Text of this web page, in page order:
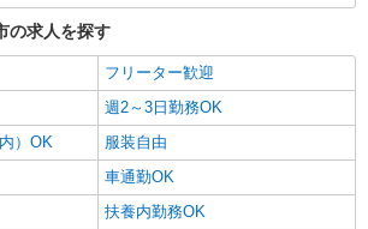
トラルパーク店
ーパーマーケットでの鮮魚スタッフ
＜パート＞ 時給1270円〜／16時以降時給1370
円〜 ★土曜・日曜・祝日は時給100円ＵＰ！
千葉県流山市中61-2
の求人を探す
フリーター歓迎
週2～3日勤務OK
）OK
服装自由
車通勤OK
扶養内勤務OK